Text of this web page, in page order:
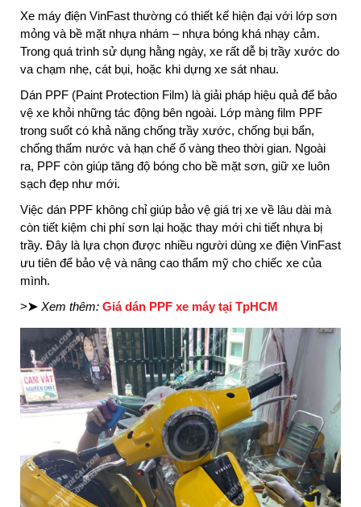
Xe máy điện VinFast thường có thiết kế hiện đại với lớp sơn
mỏng và bề mặt nhựa nhám – nhựa bóng khá nhạy cảm.
Trong quá trình sử dụng hằng ngày, xe rất dễ bị trầy xước do
va chạm nhẹ, cát bụi, hoặc khi dựng xe sát nhau.
Dán PPF (Paint Protection Film) là giải pháp hiệu quả để bảo
vệ xe khỏi những tác động bên ngoài. Lớp màng film PPF
trong suốt có khả năng chống trầy xước, chống bụi bẩn,
chống thấm nước và hạn chế ố vàng theo thời gian. Ngoài
ra, PPF còn giúp tăng độ bóng cho bề mặt sơn, giữ xe luôn
sạch đẹp như mới.
Việc dán PPF không chỉ giúp bảo vệ giá trị xe về lâu dài mà
còn tiết kiệm chi phí sơn lại hoặc thay mới chi tiết nhựa bị
trầy. Đây là lựa chọn được nhiều người dùng xe điện VinFast
ưu tiên để bảo vệ và nâng cao thẩm mỹ cho chiếc xe của
mình.
>➤ Xem thêm: Giá dán PPF xe máy tại TpHCM